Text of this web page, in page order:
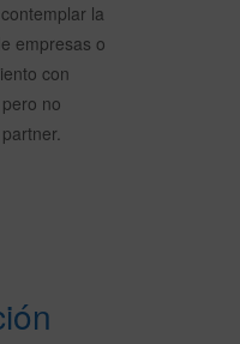
la
empresas o
con
no